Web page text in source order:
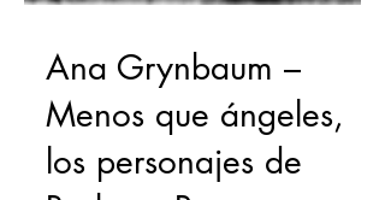
Ana Grynbaum –
Menos que ángeles,